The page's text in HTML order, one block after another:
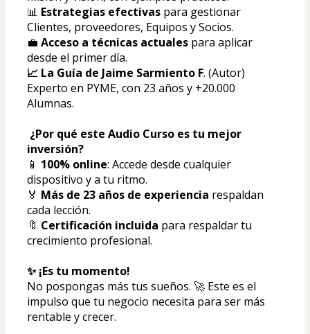
📊 Estrategias efectivas para gestionar
Clientes, proveedores, Equipos y Socios.
💼 Acceso a técnicas actuales para aplicar
desde el primer día.
📈 La Guía de Jaime Sarmiento F. (Autor)
Experto en PYME, con 23 años y +20.000
Alumnas.
¿Por qué este Audio Curso es tu mejor
inversión?
📱 100% online: Accede desde cualquier
dispositivo y a tu ritmo.
🏅 Más de 23 años de experiencia respaldan
cada lección.
🔖 Certificación incluida para respaldar tu
crecimiento profesional.
✨ ¡Es tu momento!
No pospongas más tus sueños. 🚀 Este es el
impulso que tu negocio necesita para ser más
rentable y crecer.